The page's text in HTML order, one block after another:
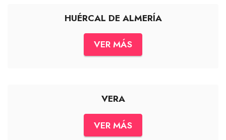
HUÉRCAL DE ALMERÍA
VER MÁS
VERA
VER MÁS